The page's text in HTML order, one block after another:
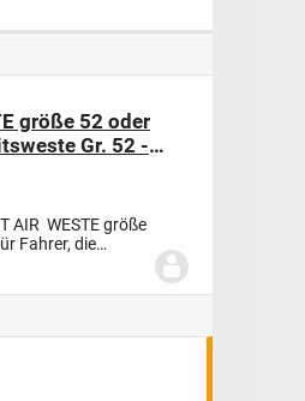
größe 52 oder
Gr. 52 -
AIR WESTE größe
Fahrer, die